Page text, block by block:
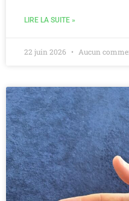
LIRE LA SUITE »
22 juin 2026 Aucun